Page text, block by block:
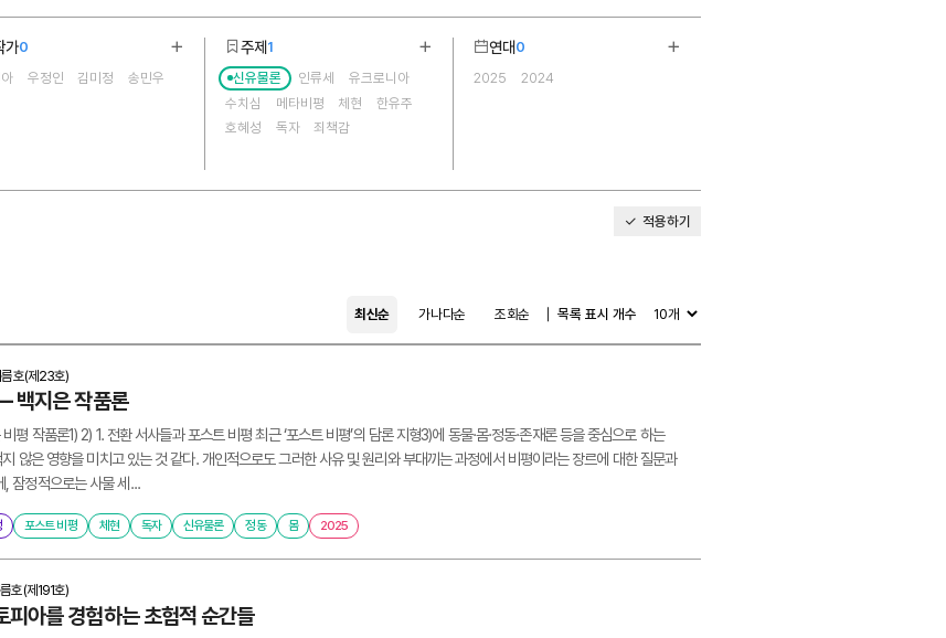
가0
우정인 김미정 송민우
주제1
신유물론
인류세
유크로니아
수치심
메타비평 체현
한유주
호혜성
독자
죄책감
연대0
2025
2024
적용하기
최신순 가나다순 조회순 목록 표시 개수
호(제23호)
백지은 작품론
평 작품론1) 2) 1. 전환 서사들과 포스트 비평 최근 ‘포스트 비평’의 담론 지형3)에 동물·몸·정동·존재론 등을 중심으로 하는
않은 영향을 미치고 있는 것 같다. 개인적으로도 그러한 사유 및 원리와 부대끼는 과정에서 비평이라는 장르에 대한 질문과
잠정적으로는 사물 세...
포스트 비평 체현 독자 신유물론 정동 몸 2025
호(제191호)
피아를 경험하는 초험적 순간들